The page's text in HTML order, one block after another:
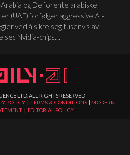
Arabia og De forente arabiske
(UAE) forfølger aggressive AI-
ved å sikre seg tusenvis av
Nvidia-chips....
LTD. ALL RIGHTS RESERVED
POLICY |TERMS & CONDITIONS | MODERN
| EDITORIAL POLICY